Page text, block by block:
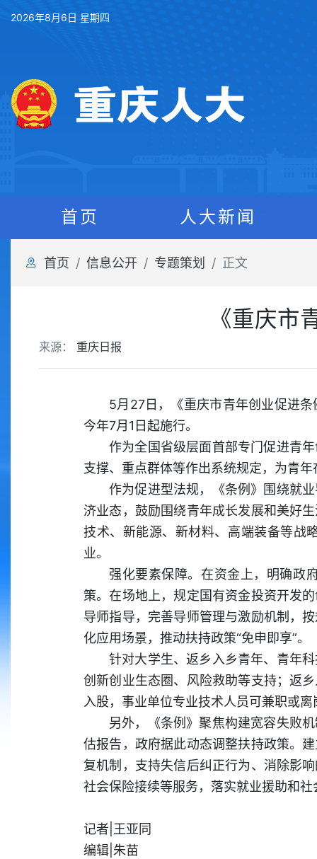
2026年8月6日 星期四
首页 人大新闻
首页 信息公开 专题策划 正文
《重庆市
来源： 重庆日报
5月27日，《重庆市青年创业促进
今年7月1日起施行。
作为全国省级层面首部专门促进青
支撑、重点群体等作出系统规定，为青
作为促进型法规，《条例》围绕就
济业态，鼓励围绕青年成长发展和美好
技术、新能源、新材料、高端装备等战
业。
强化要素保障。在资金上，明确政
策。在场地上，规定国有资金投资开发
导师指导，完善导师管理与激励机制，
化应用场景，推动扶持政策“免申即享”。
针对大学生、返乡入乡青年、青年
创新创业生态圈、风险救助等支持；返
入股，事业单位专业技术人员可兼职或离
另外，《条例》聚焦构建宽容失败
估报告，政府据此动态调整扶持政策。
复机制，支持失信后纠正行为、消除影
社会保险接续等服务，落实就业援助和
记者|王亚同
编辑|朱苗